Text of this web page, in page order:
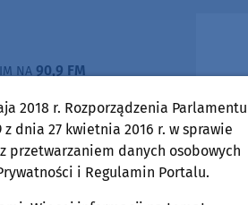
NA 90,9 FM
92,6 FM
I TUCHOLI NA99,30 FM
2018 r. Rozporządzenia Parlamentu
dnia 27 kwietnia 2016 r. w sprawie
przetwarzaniem danych osobowych
i Regulamin Portalu.